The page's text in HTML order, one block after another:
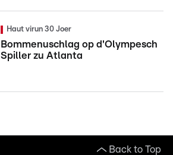
Haut virun 30 Joer
Bommenuschlag op d'Olympesch
Spiller zu Atlanta
Back to Top